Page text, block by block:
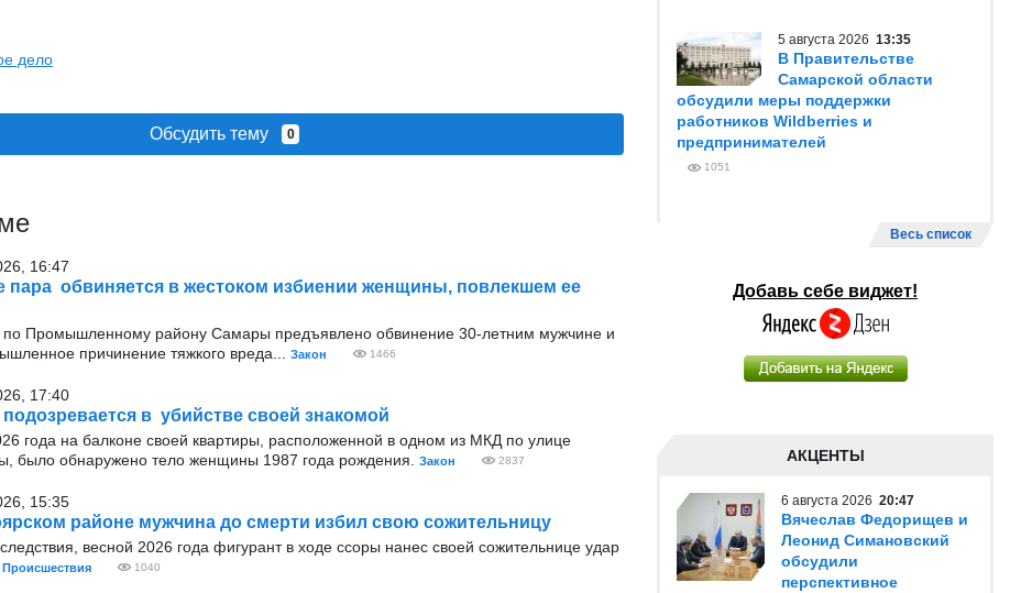
дело
Обсудить тему 0
16:47
пара обвиняется в жестоком избиении женщины, повлекшем ее
Промышленному району Самары предъявлено обвинение 30-летним мужчине и
причинение тяжкого вреда...
Закон 1466
17:40
в убийстве своей знакомой
года на балконе своей квартиры, расположенной в одном из МКД по улице
было обнаружено тело женщины 1987 года рождения.
Закон 2837
15:35
районе мужчина до смерти избил свою сожительницу
весной 2026 года фигурант в ходе ссоры нанес своей сожительнице удар
Происшествия 1040
5 августа 2026 13:35
В Правительстве
Самарской области
обсудили меры поддержки
работников Wildberries и
предпринимателей
1051
Весь список
Добавь себе виджет!
АКЦЕНТЫ
6 августа 2026 20:47
Вячеслав Федорищев и
Леонид Симановский
обсудили
перспективное